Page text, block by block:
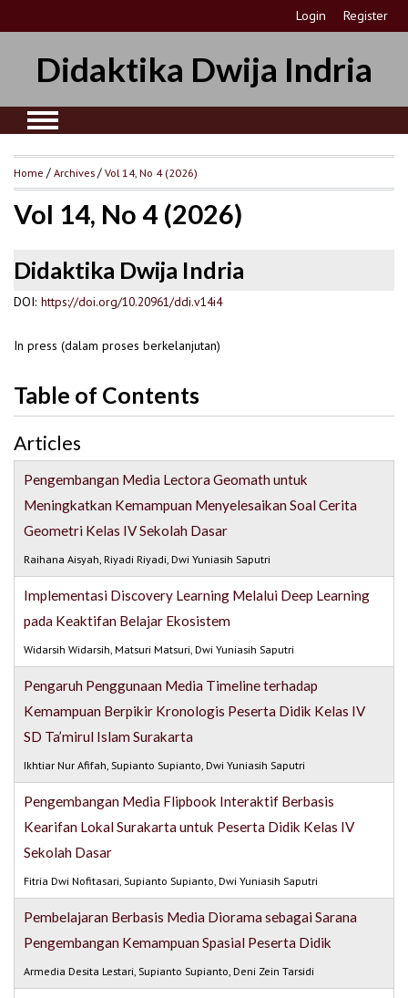
Login Register
Didaktika Dwija Indria
Home /Archives/Vol 14, No 4 (2026)
Vol 14, No 4 (2026)
Didaktika Dwija Indria
DOI: https://doi.org/10.20961/ddi.v14i4
In press (dalam proses berkelanjutan)
Table of Contents
Articles
Pengembangan Media Lectora Geomath untuk
Meningkatkan Kemampuan Menyelesaikan Soal Cerita
Geometri Kelas IV Sekolah Dasar
Raihana Aisyah, Riyadi Riyadi, Dwi Yuniasih Saputri
Implementasi Discovery Learning Melalui Deep Learning
pada Keaktifan Belajar Ekosistem
Widarsih Widarsih, Matsuri Matsuri, Dwi Yuniasih Saputri
Pengaruh Penggunaan Media Timeline terhadap
Kemampuan Berpikir Kronologis Peserta Didik Kelas IV
SD Ta’mirul Islam Surakarta
Ikhtiar Nur Afifah, Supianto Supianto, Dwi Yuniasih Saputri
Pengembangan Media Flipbook Interaktif Berbasis
Kearifan Lokal Surakarta untuk Peserta Didik Kelas IV
Sekolah Dasar
Fitria Dwi Nofitasari, Supianto Supianto, Dwi Yuniasih Saputri
Pembelajaran Berbasis Media Diorama sebagai Sarana
Pengembangan Kemampuan Spasial Peserta Didik
Armedia Desita Lestari, Supianto Supianto, Deni Zein Tarsidi